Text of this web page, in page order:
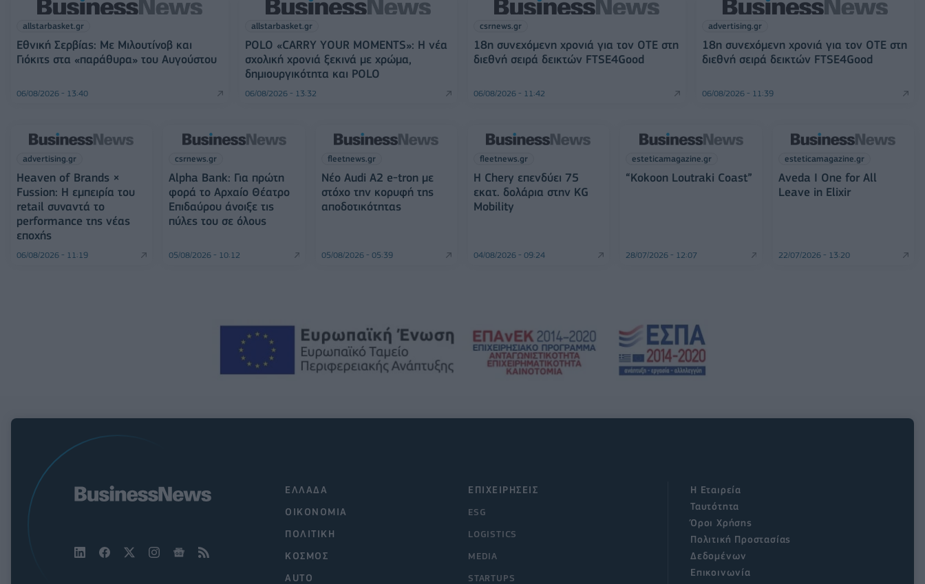
allstarbasket.gr
Εθνική Σερβίας: Με Μιλουτίνοβ και
Γιόκιτς στα «παράθυρα» του Αυγούστου
06/08/2026 - 13:40
allstarbasket.gr
POLO «CARRY YOUR MOMENTS»: Η νέα
σχολική χρονιά ξεκινά με χρώμα,
δημιουργικότητα και POLO
06/08/2026 - 13:32
csrnews.gr
18η συνεχόμενη χρονιά για τον ΟΤΕ στη
διεθνή σειρά δεικτών FTSE4Good
06/08/2026 - 11:42
advertising.gr
18η συνεχόμενη χρονιά για τον ΟΤΕ στη
διεθνή σειρά δεικτών FTSE4Good
06/08/2026 - 11:39
advertising.gr
Heaven of Brands ×
Fussion: Η εμπειρία του
retail συναντά το
performance της νέας
εποχής
06/08/2026 - 11:19
csrnews.gr
Alpha Bank: Για πρώτη
φορά το Αρχαίο Θέατρο
Επιδαύρου άνοιξε τις
πύλες του σε όλους
05/08/2026 - 10:12
fleetnews.gr
Νέο Audi A2 e-tron με
στόχο την κορυφή της
αποδοτικότητας
05/08/2026 - 05:39
fleetnews.gr
Η Chery επενδύει 75
εκατ. δολάρια στην KG
Mobility
04/08/2026 - 09:24
esteticamagazine.gr
“Kokoon Loutraki Coast”
28/07/2026 - 12:07
esteticamagazine.gr
Aveda I One for All
Leave in Elixir
22/07/2026 - 13:20
ΕΠΙΧΕΙΡΗΣΕΙΣ
ESG
LOGISTICS
MEDIA
STARTUPS
ΕΛΛΑΔΑ
ΟΙΚΟΝΟΜΙΑ
ΠΟΛΙΤΙΚΗ
ΚΟΣΜΟΣ
AUTO
Η Εταιρεία
Ταυτότητα
Όροι Χρήσης
Πολιτική Προστασίας
Δεδομένων
Επικοινωνία